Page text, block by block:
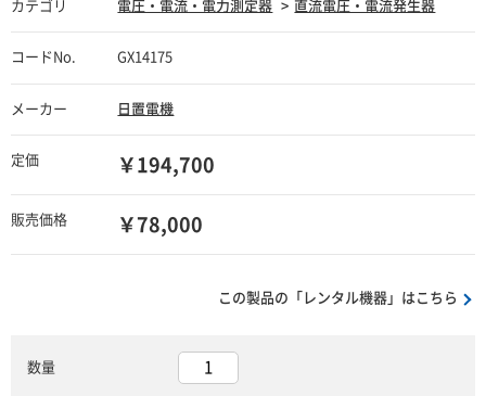
カテゴリ 電圧・電流・電力測定器 直流電圧・電流発生器
コードNo. GX14175
メーカー 日置電機
定価 ￥194,700
販売価格 ￥78,000
この製品の「レンタル機器」はこちら
数量